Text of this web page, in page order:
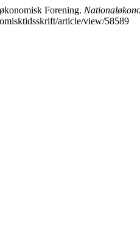
Forening.
article/view/58589